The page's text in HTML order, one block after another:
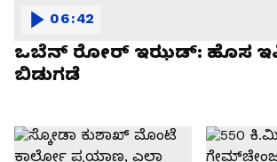
ಒಬೆನ್ ರೋರ್ ಇಝಡ್: ಹೊಸ
ಬಿಡುಗಡೆ
06:42